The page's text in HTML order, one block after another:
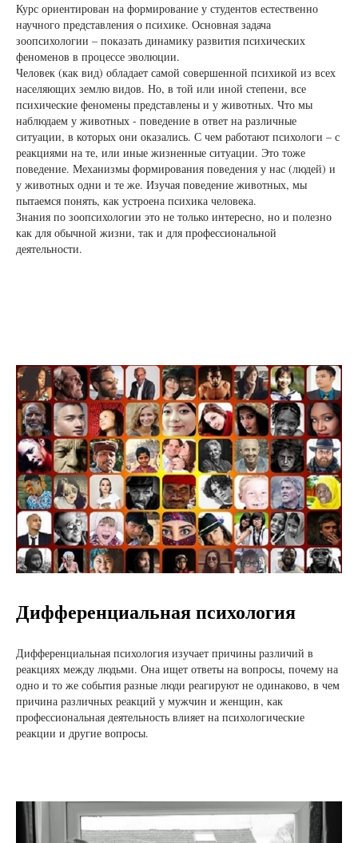
Курс ориентирован на формирование у студентов естественно
научного представления о психике. Основная задача
зоопсихологии – показать динамику развития психических
феноменов в процессе эволюции.
Человек (как вид) обладает самой совершенной психикой из всех
населяющих землю видов. Но, в той или иной степени, все
психические феномены представлены и у животных. Что мы
наблюдаем у животных - поведение в ответ на различные
ситуации, в которых они оказались. С чем работают психологи – с
реакциями на те, или иные жизненные ситуации. Это тоже
поведение. Механизмы формирования поведения у нас (людей) и
у животных одни и те же. Изучая поведение животных, мы
пытаемся понять, как устроена психика человека.
Знания по зоопсихологии это не только интересно, но и полезно
как для обычной жизни, так и для профессиональной
деятельности.
Дифференциальная психология
Дифференциальная психология изучает причины различий в
реакциях между людьми. Она ищет ответы на вопросы, почему на
одно и то же события разные люди реагируют не одинаково, в чем
причина различных реакций у мужчин и женщин, как
профессиональная деятельность влияет на психологические
реакции и другие вопросы.